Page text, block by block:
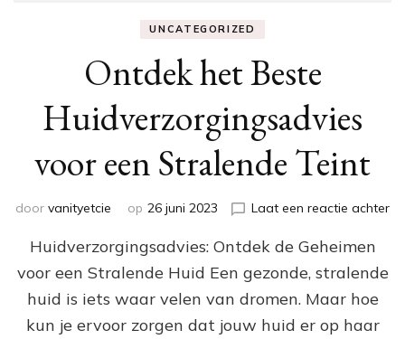
UNCATEGORIZED
Ontdek het Beste
Huidverzorgingsadvies
voor een Stralende Teint
door vanityetcie op 26 juni 2023 Laat een reactie achterop
Huidverzorgingsadvies: Ontdek de Geheimen
voor een Stralende Huid Een gezonde, stralende
huid is iets waar velen van dromen. Maar hoe
kun je ervoor zorgen dat jouw huid er op haar